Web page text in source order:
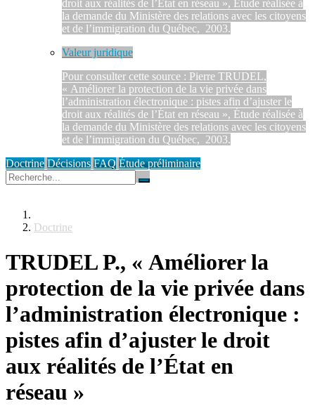
droit aux réalités de l’État en réseau », Étude réalisée à
la demande du Ministère des relations avec les citoyens
et de l’immigration du Québec, 2003.
Valeur juridique
Pour consulter cette source : Pierre TRUDEL,
« Améliorer la protection de la vie privée dans
l’administration électronique : pistes afin d’ajuster le
droit aux réalités de l’État en réseau », Étude réalisée à
la demande du Ministère des relations avec les citoyens
et de l’immigration du Québec, 2003.
Doctrine Décisions FAQ Étude préliminaire
Doctrine
TRUDEL P., « Améliorer la
protection de la vie privée dans
l’administration électronique :
pistes afin d’ajuster le droit
aux réalités de l’État en
réseau »